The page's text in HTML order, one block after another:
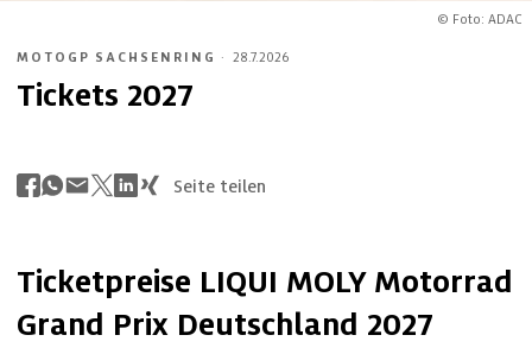
© Foto: ADAC
MOTOGP SACHSENRING · 28.7.2026
Tickets 2027
Seite teilen
Ticketpreise LIQUI MOLY Motorrad
Grand Prix Deutschland 2027